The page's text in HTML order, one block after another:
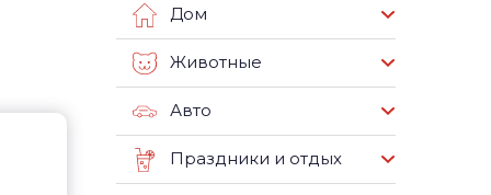
Дом
Животные
Авто
Праздники и отдых